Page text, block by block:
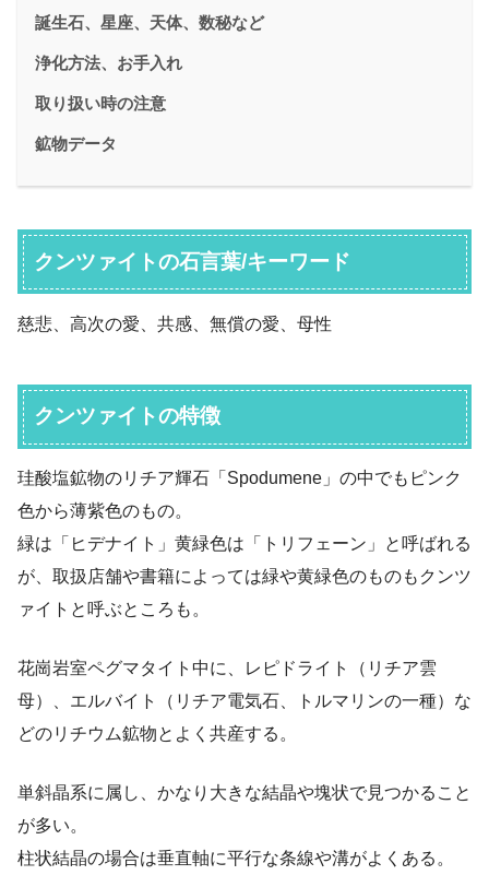
誕生石、星座、天体、数秘など
浄化方法、お手入れ
取り扱い時の注意
鉱物データ
クンツァイトの石言葉/キーワード
慈悲、高次の愛、共感、無償の愛、母性
クンツァイトの特徴
珪酸塩鉱物のリチア輝石「Spodumene」の中でもピンク
色から薄紫色のもの。
緑は「ヒデナイト」黄緑色は「トリフェーン」と呼ばれる
が、取扱店舗や書籍によっては緑や黄緑色のものもクンツ
ァイトと呼ぶところも。
花崗岩室ペグマタイト中に、レピドライト（リチア雲
母）、エルバイト（リチア電気石、トルマリンの一種）な
どのリチウム鉱物とよく共産する。
単斜晶系に属し、かなり大きな結晶や塊状で見つかること
が多い。
柱状結晶の場合は垂直軸に平行な条線や溝がよくある。